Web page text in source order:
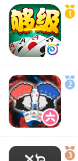
1
2
3